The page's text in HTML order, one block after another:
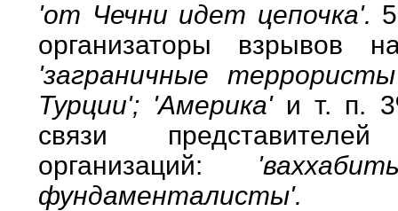
'от Чечни идет цепочка'.
организаторы взрывов
'заграничные
Турции'; 'Америка' и т. п.
связи
организаций:
фундаменталисты'.